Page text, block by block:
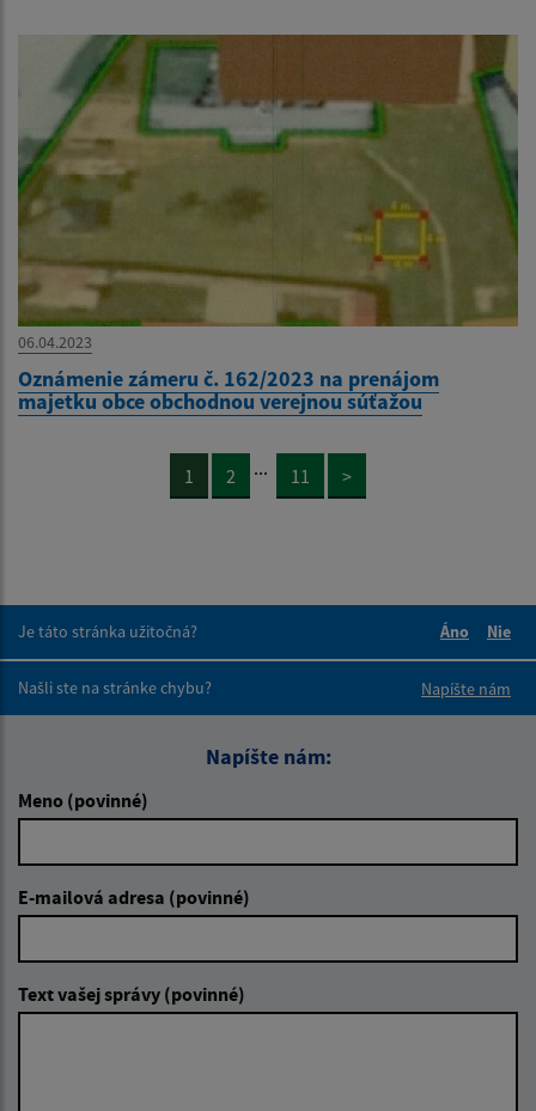
06.04.2023
Oznámenie zámeru č. 162/2023 na prenájom
majetku obce obchodnou verejnou súťažou
1 2 ... 11 >
Je táto stránka užitočná?
Áno
Nie
Našli ste na stránke chybu?
Napíšte nám
Napíšte nám:
Meno (povinné)
E-mailová adresa (povinné)
Text vašej správy (povinné)